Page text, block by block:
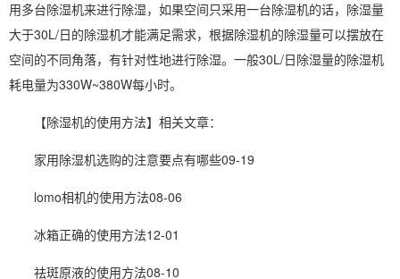
用多台除湿机来进行除湿，如果空间只采用一台除湿机的话，除湿量
大于30L/日的除湿机才能满足需求，根据除湿机的除湿量可以摆放在
空间的不同角落，有针对性地进行除湿。一般30L/日除湿量的除湿机
耗电量为330W~380W每小时。
【除湿机的使用方法】相关文章：
家用除湿机选购的注意要点有哪些09-19
lomo相机的使用方法08-06
冰箱正确的使用方法12-01
祛斑原液的使用方法08-10